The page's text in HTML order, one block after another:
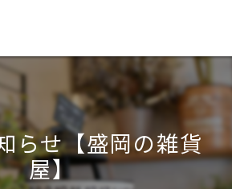
らせ【盛岡の雑貨
屋】